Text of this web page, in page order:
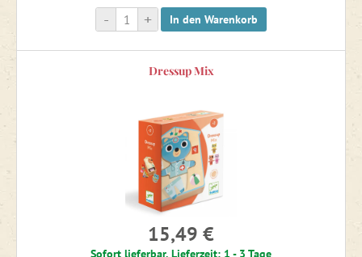
+
- In den Warenkorb
Dressup Mix
15,49 €
Sofort lieferbar, Lieferzeit: 1 - 3 Tage